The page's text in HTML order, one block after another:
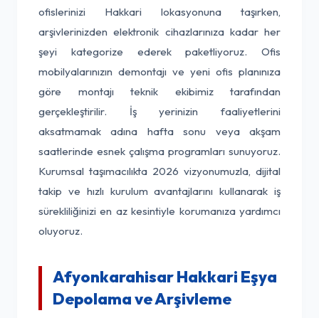
ofislerinizi Hakkari lokasyonuna taşırken,
arşivlerinizden elektronik cihazlarınıza kadar her
şeyi kategorize ederek paketliyoruz. Ofis
mobilyalarınızın demontajı ve yeni ofis planınıza
göre montajı teknik ekibimiz tarafından
gerçekleştirilir. İş yerinizin faaliyetlerini
aksatmamak adına hafta sonu veya akşam
saatlerinde esnek çalışma programları sunuyoruz.
Kurumsal taşımacılıkta 2026 vizyonumuzla, dijital
takip ve hızlı kurulum avantajlarını kullanarak iş
sürekliliğinizi en az kesintiyle korumanıza yardımcı
oluyoruz.
Afyonkarahisar Hakkari Eşya
Depolama ve Arşivleme